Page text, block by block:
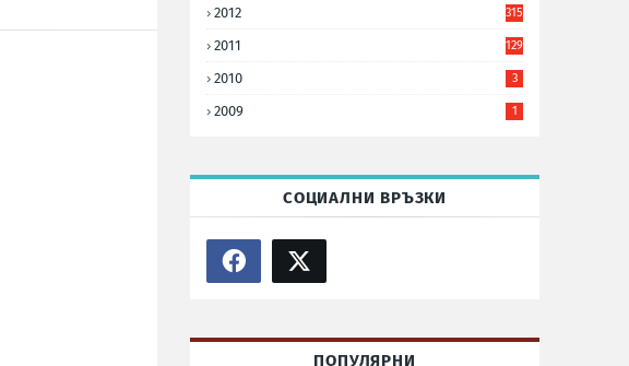
2012 315
2011 129
2010 3
2009 1
СОЦИАЛНИ ВРЪЗКИ
ПОПУЛЯРНИ